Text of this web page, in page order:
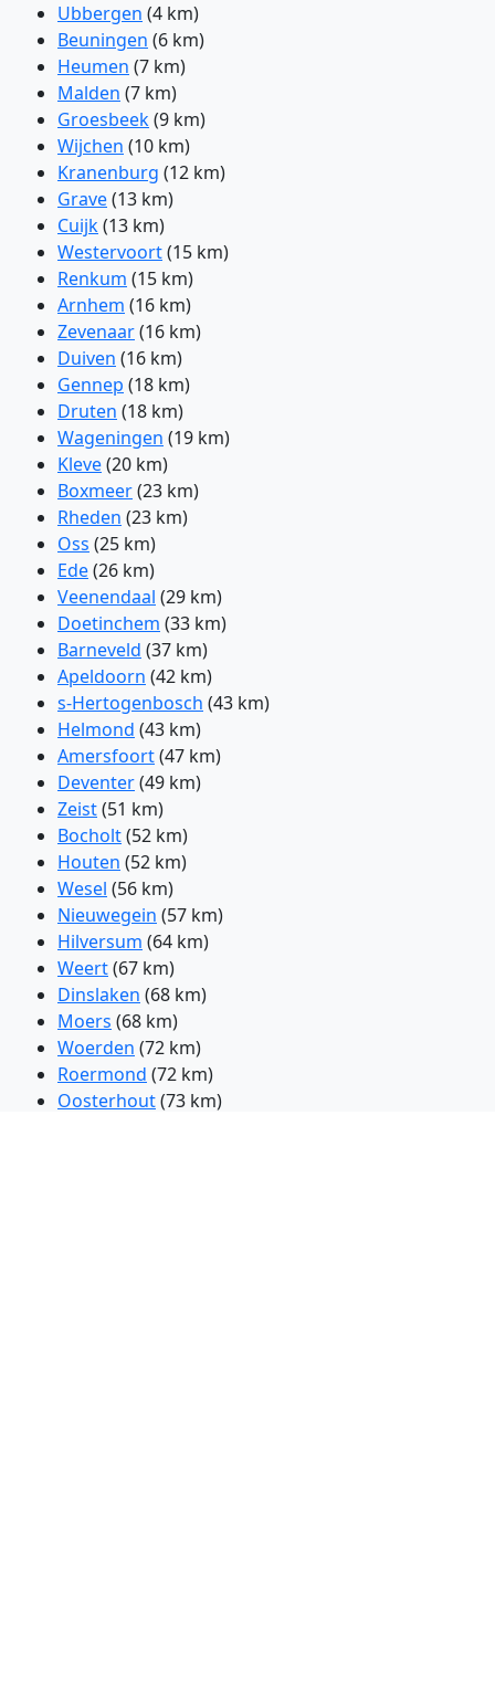
Ubbergen (4 km)
Beuningen (6 km)
Heumen (7 km)
Malden (7 km)
Groesbeek(9 km)
Wijchen (10 km)
Kranenburg (12 km)
Grave(13 km)
Cuijk(13 km)
Westervoort(15 km)
Renkum (15 km)
Arnhem (16 km)
Zevenaar(16 km)
Duiven (16 km)
Gennep (18 km)
Druten (18 km)
Wageningen (19 km)
Kleve(20 km)
Boxmeer(23 km)
Rheden (23 km)
Oss (25 km)
Ede(26 km)
Veenendaal (29 km)
Doetinchem (33 km)
Barneveld (37 km)
Apeldoorn (42 km)
s-Hertogenbosch (43 km)
Helmond (43 km)
Amersfoort(47 km)
Deventer(49 km)
Zeist(51 km)
Bocholt(52 km)
Houten (52 km)
Wesel (56 km)
Nieuwegein (57 km)
Hilversum (64 km)
Weert(67 km)
Dinslaken (68 km)
Moers (68 km)
Woerden (72 km)
Roermond (72 km)
Oosterhout(73 km)